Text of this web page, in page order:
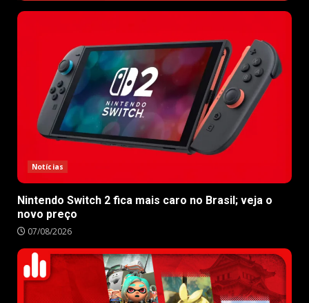
Notícias
Nintendo Switch 2 fica mais caro no Brasil; veja o
novo preço
07/08/2026